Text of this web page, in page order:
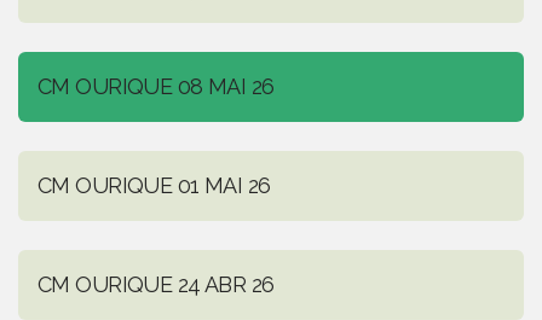
CM OURIQUE 08 MAI 26
CM OURIQUE 01 MAI 26
CM OURIQUE 24 ABR 26